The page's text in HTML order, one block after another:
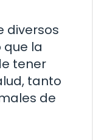
diversos
la
tener
tanto
de